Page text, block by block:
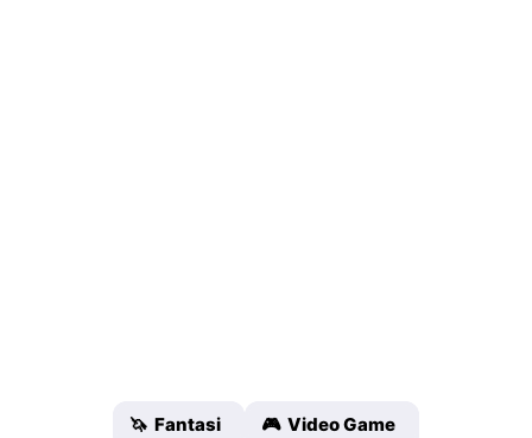
🦄 Fantasi 🎮 Video Game